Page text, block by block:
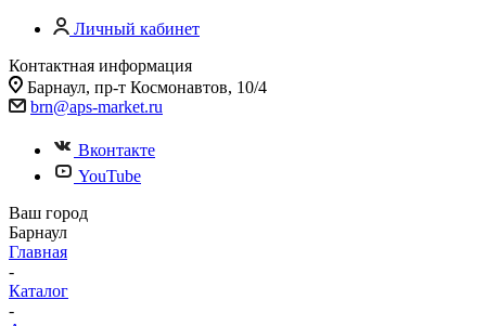
Личный кабинет
Контактная информация
Барнаул, пр-т Космонавтов, 10/4
brn@aps-market.ru
Вконтакте
YouTube
Ваш город
Барнаул
Главная
-
Каталог
-